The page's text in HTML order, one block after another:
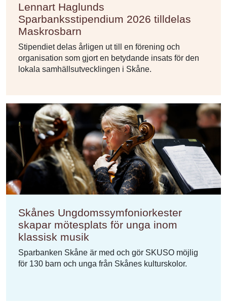
Lennart Haglunds
Sparbanksstipendium 2026 tilldelas
Maskrosbarn
Stipendiet delas årligen ut till en förening och
organisation som gjort en betydande insats för den
lokala samhällsutvecklingen i Skåne.
Skånes Ungdomssymfoniorkester
skapar mötesplats för unga inom
klassisk musik
Sparbanken Skåne är med och gör SKUSO möjlig
för 130 barn och unga från Skånes kulturskolor.